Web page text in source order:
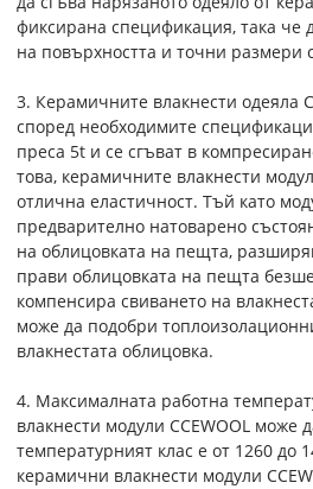
фиксирана спецификация, така че
на повърхността и точни размери
3. Керамичните влакнести одеяла
според необходимите
преса 5t и се сгъват в
това, керамичните влакнести
отлична еластичност. Тъй като
предварително натоварено
на облицовката на пещта,
прави облицовката на пещта
компенсира свиването на
може да подобри
влакнестата облицовка.
4. Максималната работна
влакнести модули CCEWOOL може
температурният клас е от 1260 до
керамични влакнести модули